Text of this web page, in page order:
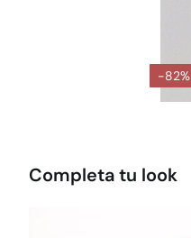
-82%
Completa tu look